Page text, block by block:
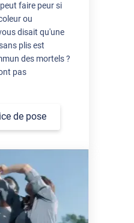
faire peur si
ou
disait qu'une
plis est
des mortels ?
pas
de pose